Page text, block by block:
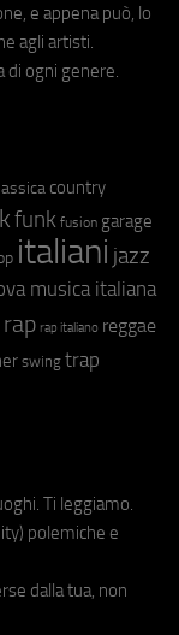
e appena può, lo
agli artisti.
di ogni genere.
country
funk fusion garage
italiani jazz
musica italiana
rap rap italiano reggae
swing trap
Ti leggiamo.
polemiche e
dalla tua, non